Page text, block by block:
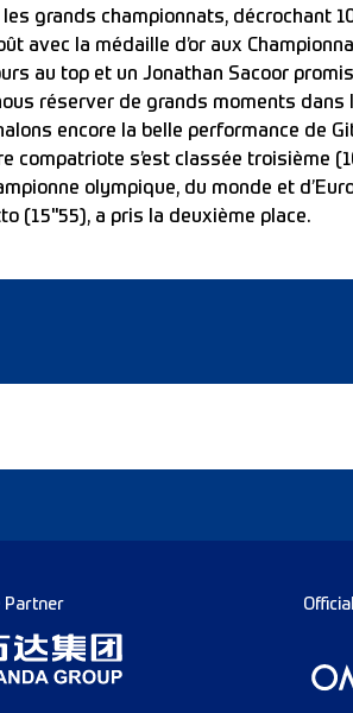
grands championnats, décrochant
avec la médaille d’or aux
au top et un Jonathan Sacoor
réserver de grands moments dans
encore la belle performance de
compatriote s’est classée troisième
olympique, du monde et
(15"55), a pris la deuxième place.
Partner